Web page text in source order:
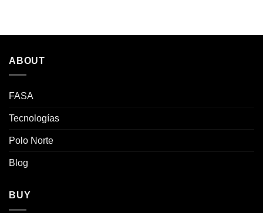
ABOUT
FASA
Tecnologías
Polo Norte
Blog
BUY